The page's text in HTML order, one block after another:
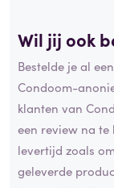
Wil jij ook
Bestelde je al
Condoom-
klanten van
een review na te
levertijd zoals
geleverde